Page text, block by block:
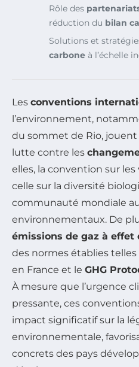
Rôle des
réduction du bilan
Solutions et
carbone à l’échelle
Les conventions
l’environnement,
du sommet de Rio, jouent
lutte contre les
elles, la convention sur
celle sur la diversité
communauté mondiale
environnementaux. De
émissions de gaz à effet
des normes établies telles
en France et le GHG
À mesure que l’urgence
pressante, ces
impact significatif sur la
environnementale,
concrets des pays